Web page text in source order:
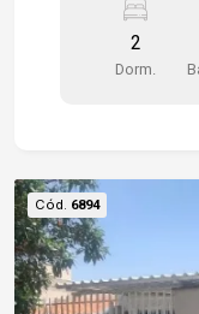
toda em piso
garagem
estrutura
2
Dorm.
Cód. 6894